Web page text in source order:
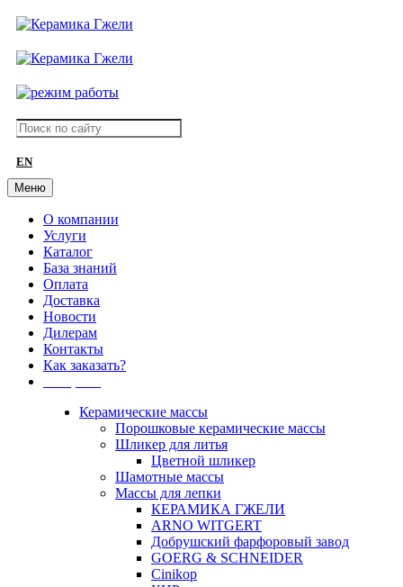
EN
Меню
О компании
Услуги
Каталог
База знаний
Оплата
Доставка
Новости
Дилерам
Контакты
Как заказать?
Керамические массы
Порошковые керамические массы
Шликер для литья
Цветной шликер
Шамотные массы
Массы для лепки
КЕРАМИКА ГЖЕЛИ
ARNO WITGERT
Добрушский фарфоровый завод
GOERG & SCHNEIDER
Cinikop